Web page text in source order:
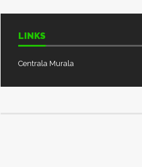
LINKS
Centrala Murala